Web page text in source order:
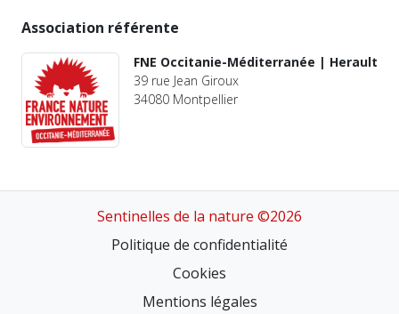
Association référente
FNE Occitanie-Méditerranée | Herault
39 rue Jean Giroux
34080 Montpellier
Sentinelles de la nature ©2026
Politique de confidentialité
Cookies
Mentions légales